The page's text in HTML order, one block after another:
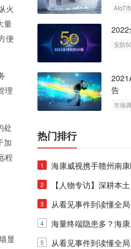
火
量
便
理
处
加
程
显
AIoT
2022
安防
告
市场
热门排行
1
海康威视携手赣州南
里绿波网
2
【人物专访】深耕本
泰科安防设备张宁解
新范式
3
从看见事件到读懂全局
E IQ 3.20开启安防运
4
海量终端隐患多？海
联安全产品，四层守
5
从看见事件到读懂全局